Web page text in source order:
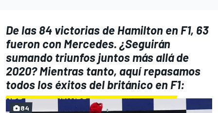
De las 84 victorias de Hamilton en F1, 63
fueron con Mercedes. ¿Seguirán
sumando triunfos juntos más allá de
2020? Mientras tanto, aquí repasamos
todos los éxitos del británico en F1:
84